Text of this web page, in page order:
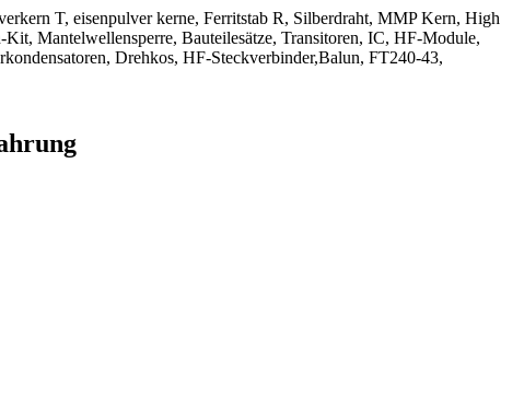
T, eisenpulver kerne, Ferritstab R, Silberdraht, MMP Kern, High
Mantelwellensperre, Bauteilesätze, Transitoren, IC, HF-Module,
Drehkos, HF-Steckverbinder,Balun, FT240-43,